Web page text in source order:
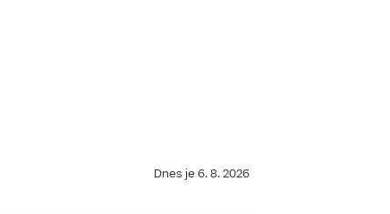
Dnes je 6. 8. 2026